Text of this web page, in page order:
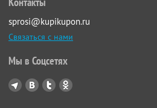
sprosi@kupikupon.ru
Связаться с нами
Мы в Соцсетях